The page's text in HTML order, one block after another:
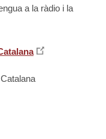
a la ràdio i la